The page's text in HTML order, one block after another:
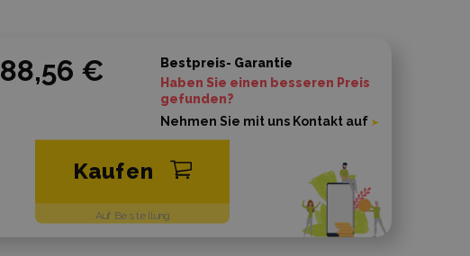
88,56 €
Auf Bestellung
Kaufen
Bestpreis- Garantie
Haben Sie einen besseren Preis
gefunden?
Nehmen Sie mit uns Kontakt auf